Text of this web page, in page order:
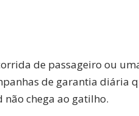
de passageiro ou
de garantia diária
chega ao gatilho.